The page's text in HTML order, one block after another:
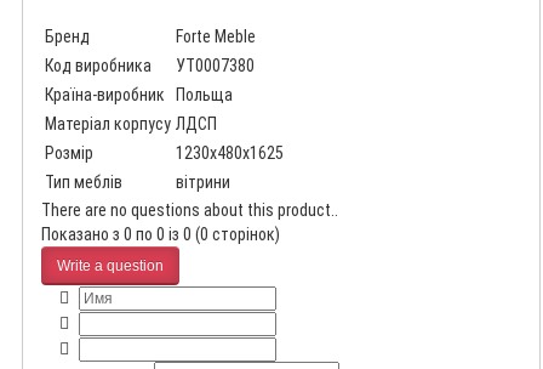
Бренд
Forte Meble
Код виробника
УТ0007380
Країна-виробник
Польща
Матеріал корпусу ЛДСП
Розмір
1230x480x1625
Тип меблів
вітрини
There are no questions about this product..
Показано з 0 по 0 із 0 (0 сторінок)
Write a question